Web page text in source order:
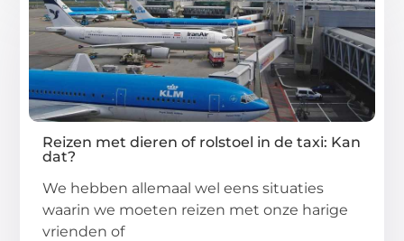
Reizen met dieren of rolstoel in de taxi: Kan
dat?
We hebben allemaal wel eens situaties
waarin we moeten reizen met onze harige
vrienden of